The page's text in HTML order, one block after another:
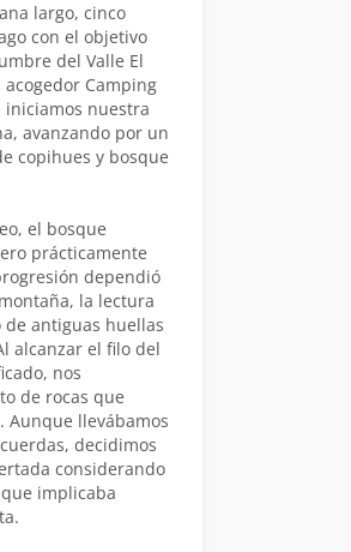
largo, cinco
con el objetivo
del Valle El
Camping
iniciamos nuestra
avanzando por un
copihues y bosque
el bosque
prácticamente
dependió
la lectura
antiguas huellas
alcanzar el filo del
nos
de rocas que
Aunque llevábamos
decidimos
considerando
implicaba